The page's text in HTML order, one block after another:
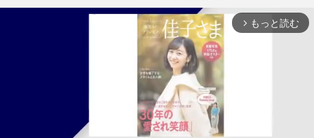
arrow_forward_ios もっと読む